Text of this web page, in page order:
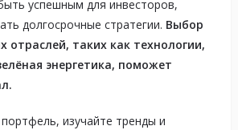
успешным для инвесторов,
долгосрочные стратегии. Выбор
отраслей, таких как технологии,
энергетика, поможет
изучайте тренды и